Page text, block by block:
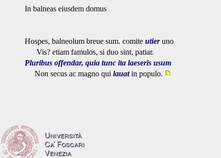
In balneas eiusdem domus
Hospes, balneolum breue sum. comite utieruno
Vis? etiam famulos, si duo sint, patiar.
Pluribus offendar, quia tunc ita laeseris usum
Non secus ac magno qui lauatin populo.
Università
Ca’ Foscari
Venezia